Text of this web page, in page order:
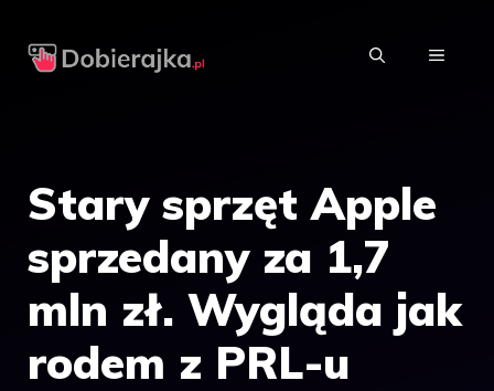
MENU
Stary sprzęt Apple
sprzedany za 1,7
mln zł. Wygląda jak
rodem z PRL-u